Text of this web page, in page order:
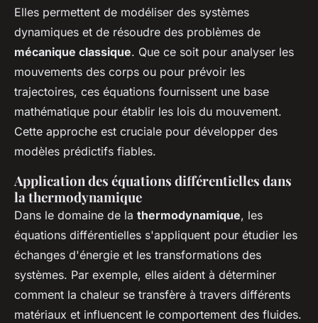
Elles permettent de modéliser des systèmes
dynamiques et de résoudre des problèmes de
mécanique classique. Que ce soit pour analyser les
mouvements des corps ou pour prévoir les
trajectoires, ces équations fournissent une base
mathématique pour établir les lois du mouvement.
Cette approche est cruciale pour développer des
modèles prédictifs fiables.
Application des équations différentielles dans
la thermodynamique
Dans le domaine de la thermodynamique, les
équations différentielles s'appliquent pour étudier les
échanges d'énergie et les transformations des
systèmes. Par exemple, elles aident à déterminer
comment la chaleur se transfère à travers différents
matériaux et influencent le comportement des fluides.